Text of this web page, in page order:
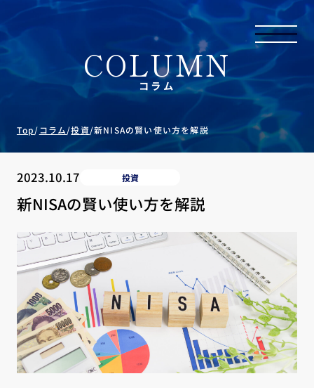
COLUMN
コラム
Top/コラム/投資/新NISAの賢い使い方を解説
2023.10.17 投資
新NISAの賢い使い方を解説